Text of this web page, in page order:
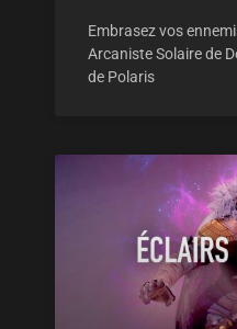
Embrasez vos
Arcaniste Solaire de
de Polaris